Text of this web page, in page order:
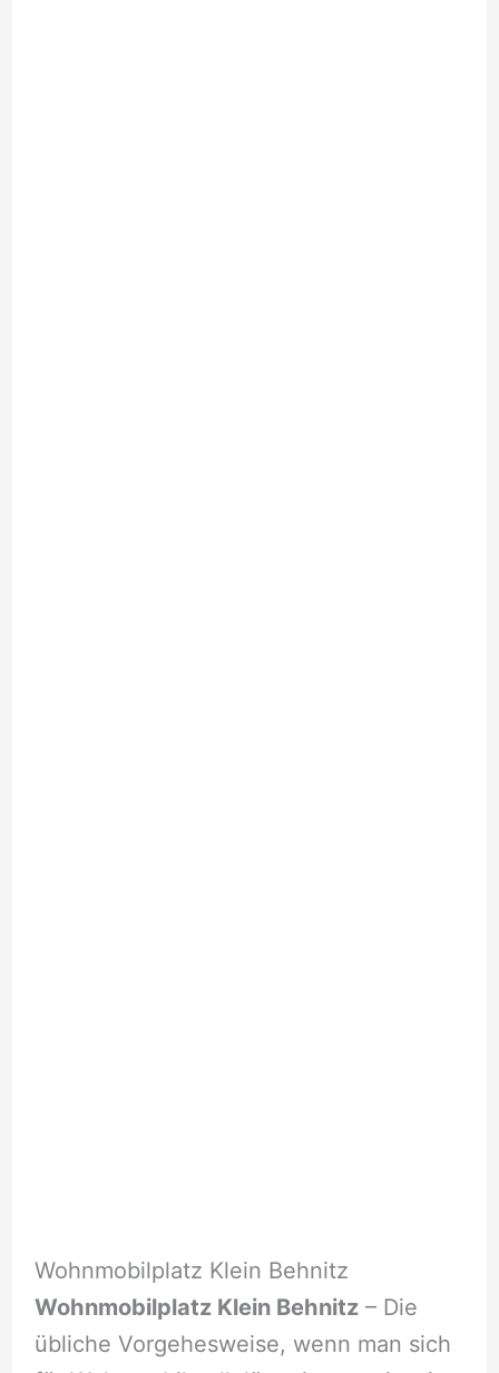
Wohnmobilplatz Klein Behnitz
Wohnmobilplatz Klein Behnitz– Die
übliche Vorgehesweise, wenn man sich